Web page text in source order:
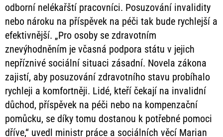
odborní nelékařští pracovníci. Posuzování invalidity
nebo nároku na příspěvek na péči tak bude rychlejší a
efektivnější. „Pro osoby se zdravotním
znevýhodněním je včasná podpora státu v jejich
nepříznivé sociální situaci zásadní. Novela zákona
zajistí, aby posuzování zdravotního stavu probíhalo
rychleji a komfortněji. Lidé, kteří čekají na invalidní
důchod, příspěvek na péči nebo na kompenzační
pomůcku, se díky tomu dostanou k potřebné pomoci
dříve,“ uvedl ministr práce a sociálních věcí Marian